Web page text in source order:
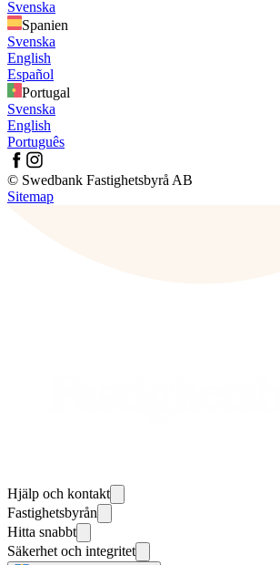
Svenska
Spanien
Svenska
English
Español
Portugal
Svenska
English
Português
© Swedbank Fastighetsbyrå AB
Sitemap
Hjälp och kontakt
Fastighetsbyrån
Hitta snabbt
Säkerhet och integritet